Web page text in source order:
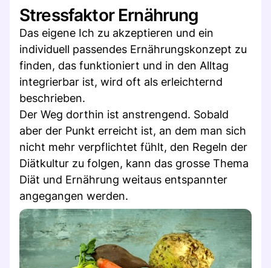
Stressfaktor Ernährung
Das eigene Ich zu akzeptieren und ein
individuell passendes Ernährungskonzept zu
finden, das funktioniert und in den Alltag
integrierbar ist, wird oft als erleichternd
beschrieben.
Der Weg dorthin ist anstrengend. Sobald
aber der Punkt erreicht ist, an dem man sich
nicht mehr verpflichtet fühlt, den Regeln der
Diätkultur zu folgen, kann das grosse Thema
Diät und Ernährung weitaus entspannter
angegangen werden.